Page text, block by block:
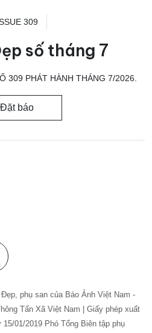
309
số tháng 7
309 PHÁT HÀNH THÁNG 7/2026.
Đặt báo
phụ san của Báo Ảnh Việt Nam -
Tấn Xã Việt Nam | Giấy phép xuất
01/2019 Phó Tổng Biên tập phụ